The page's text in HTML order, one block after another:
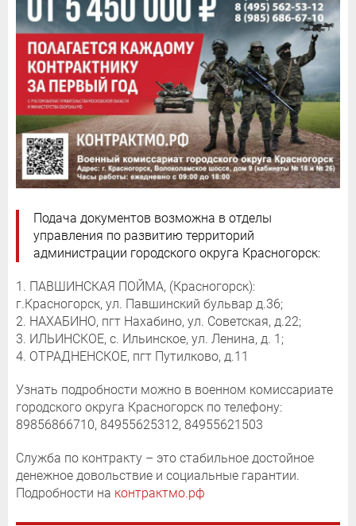
Подача документов возможна в отделы
управления по развитию территорий
администрации городского округа Красногорск:
1. ПАВШИНСКАЯ ПОЙМА, (Красногорск):
г.Красногорск, ул. Павшинский бульвар д.36;
2. НАХАБИНО, пгт Нахабино, ул. Советская, д.22;
3. ИЛЬИНСКОЕ, с. Ильинское, ул. Ленина, д. 1;
4. ОТРАДНЕНСКОЕ, пгт Путилково, д.11
Узнать подробности можно в военном комиссариате
городского округа Красногорск по телефону:
89856866710, 84955625312, 84955621503
Служба по контракту – это стабильное достойное
денежное довольствие и социальные гарантии.
Подробности на контрактмо.рф